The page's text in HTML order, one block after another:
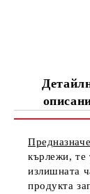
кърлежи, те
излишната
продукта